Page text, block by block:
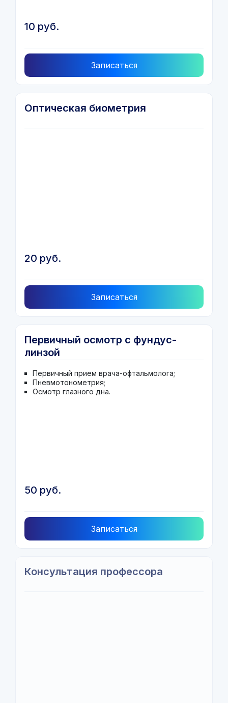
10 руб.
Записаться
Оптическая биометрия
20 руб.
Записаться
Первичный осмотр с фундус-
линзой
Первичный прием врача-офтальмолога;
Пневмотонометрия;
Осмотр глазного дна.
50 руб.
Записаться
Консультация профессора